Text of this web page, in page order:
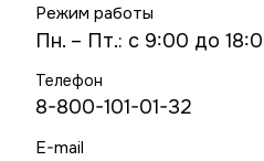
Режим работы
Пн. – Пт.: с 9:00 до
Телефон
8-800-101-01-32
E-mail